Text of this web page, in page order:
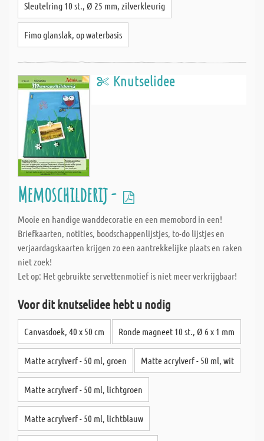
Sleutelring 10 st., Ø 25 mm, zilverkleurig
Fimo glanslak, op waterbasis
Knutselidee
Memoschilderij -
Mooie en handige wanddecoratie en een memobord in een!
Briefkaarten, notities, boodschappenlijstjes, to-do lijstjes en
verjaardagskaarten krijgen zo een aantrekkelijke plaats en raken
niet zoek!
Let op: Het gebruikte servettenmotief is niet meer verkrijgbaar!
Voor dit knutselidee hebt u nodig
Canvasdoek, 40 x 50 cm Ronde magneet 10 st., Ø 6 x 1 mm
Matte acrylverf - 50 ml, groen Matte acrylverf - 50 ml, wit
Matte acrylverf - 50 ml, lichtgroen
Matte acrylverf - 50 ml, lichtblauw